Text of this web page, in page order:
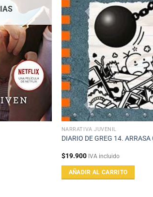
NARRATIVA JUVENIL
DIARIO DE GREG 14. ARRASA
$19.900 IVA incluido
AÑADIR AL CARRITO